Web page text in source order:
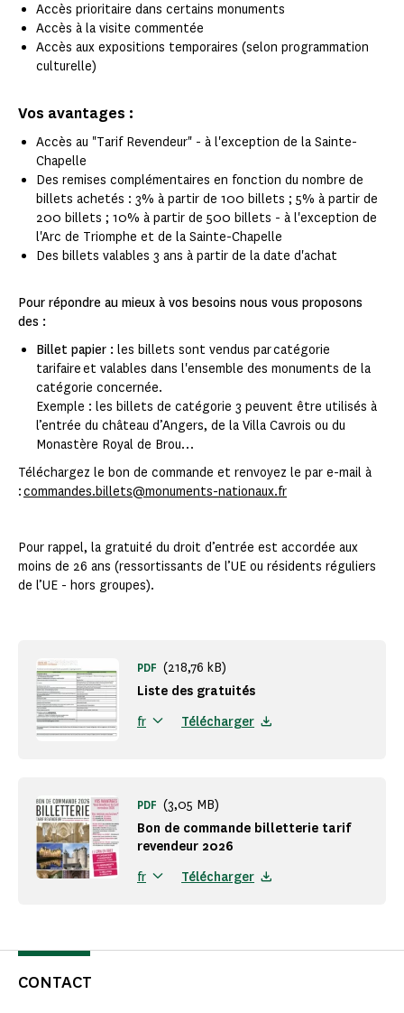
Accès prioritaire dans certains monuments
Accès à la visite commentée
Accès aux expositions temporaires (selon programmation
culturelle)
Vos avantages :
Accès au "Tarif Revendeur" - à l'exception de la Sainte-
Chapelle
Des remises complémentaires en fonction du nombre de
billets achetés : 3% à partir de 100 billets ; 5% à partir de
200 billets ; 10% à partir de 500 billets - à l'exception de
l'Arc de Triomphe et de la Sainte-Chapelle
Des billets valables 3 ans à partir de la date d'achat
Pour répondre au mieux à vos besoins nous vous proposons
des :
Billet papier : les billets sont vendus par catégorie
tarifaire et valables dans l'ensemble des monuments de la
catégorie concernée.
Exemple : les billets de catégorie 3 peuvent être utilisés à
l’entrée du château d’Angers, de la Villa Cavrois ou du
Monastère Royal de Brou…
Téléchargez le bon de commande et renvoyez le par e-mail à
:commandes.billets@monuments-nationaux.fr
Pour rappel, la gratuité du droit d’entrée est accordée aux
moins de 26 ans (ressortissants de l’UE ou résidents réguliers
de l’UE - hors groupes).
Liste des gratuités
PDF (218,76 kB)
fr Télécharger
Bon de commande billetterie tarif
revendeur 2026
PDF (3,05 MB)
fr Télécharger
CONTACT